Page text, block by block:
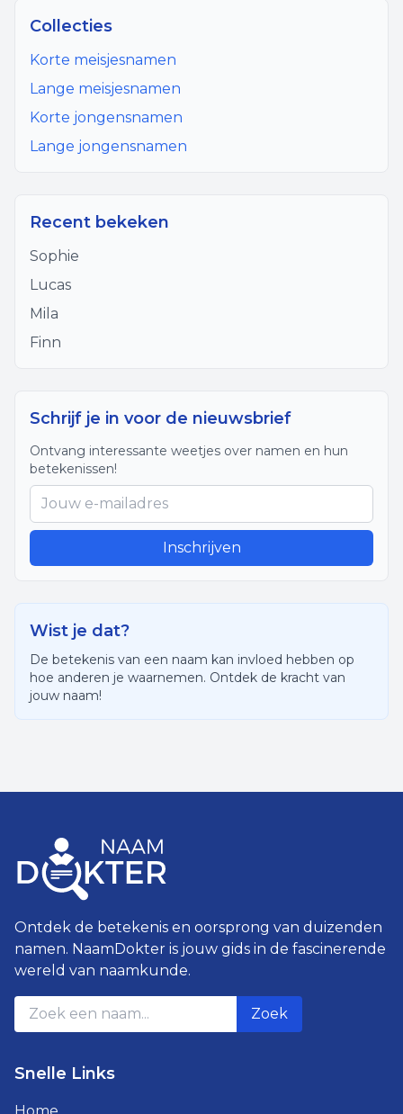
Collecties
Korte meisjesnamen
Lange meisjesnamen
Korte jongensnamen
Lange jongensnamen
Recent bekeken
Sophie
Lucas
Mila
Finn
Schrijf je in voor de nieuwsbrief
Ontvang interessante weetjes over namen en hun
betekenissen!
Inschrijven
Wist je dat?
De betekenis van een naam kan invloed hebben op
hoe anderen je waarnemen. Ontdek de kracht van
jouw naam!
Ontdek de betekenis en oorsprong van duizenden
namen. NaamDokter is jouw gids in de fascinerende
wereld van naamkunde.
Zoek
Snelle Links